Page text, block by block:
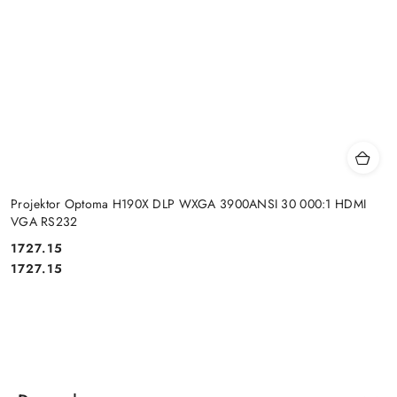
Projektor Optoma H190X DLP WXGA 3900ANSI 30 000:1 HDMI
VGA RS232
Cena:
1727.15
Cena:
1727.15